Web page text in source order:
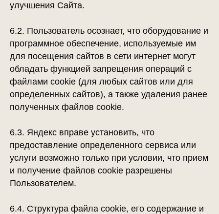
улучшения Сайта.
6.2. Пользователь осознает, что оборудование и
программное обеспечение, используемые им
для посещения сайтов в сети интернет могут
обладать функцией запрещения операций с
файлами cookie (для любых сайтов или для
определенных сайтов), а также удаления ранее
полученных файлов cookie.
6.3. Яндекс вправе установить, что
предоставление определенного сервиса или
услуги возможно только при условии, что прием
и получение файлов cookie разрешены
Пользователем.
6.4. Структура файла cookie, его содержание и